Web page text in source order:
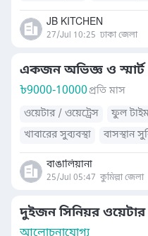
JB KITCHEN
27/Jul 10:25 ঢাকা জেলা
একজন অভিজ্ঞ ও
৳9000-10000প্রতি মাস
ওয়েটার / ওয়েট্রেস
ফুল
খাবারের সুব্যবস্থা
বাসস্থান
বাঙালিয়ানা
25/Jul 05:47 কুমিল্লা জেলা
দুইজন সিনিয়র ওয়েটার